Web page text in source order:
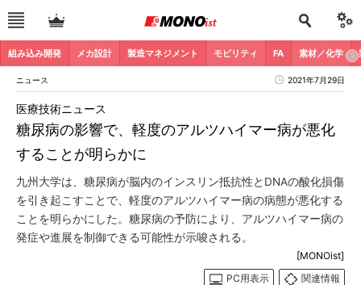
組み込み開発 メカ設計 製造マネジメント モビリティ FA 素材／化学
ニュース 2021年7月29日
糖尿病の影響で、軽度のアルツハイマー病が悪化
することが明らかに
医療技術ニュース
九州大学は、糖尿病が脳内のインスリン抵抗性とDNAの酸化損傷
を引き起こすことで、軽度のアルツハイマー病の病態が悪化する
ことを明らかにした。糖尿病の予防により、アルツハイマー病の
発症や進展を制御できる可能性が示唆される。
[MONOist]
PC用表示
関連情報